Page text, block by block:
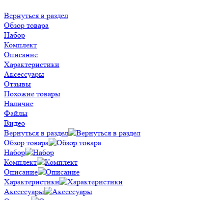
Вернуться в раздел
Обзор товара
Набор
Комплект
Описание
Характеристики
Аксессуары
Отзывы
Похожие товары
Наличие
Файлы
Видео
Вернуться в раздел
Обзор товара
Набор
Комплект
Описание
Характеристики
Аксессуары